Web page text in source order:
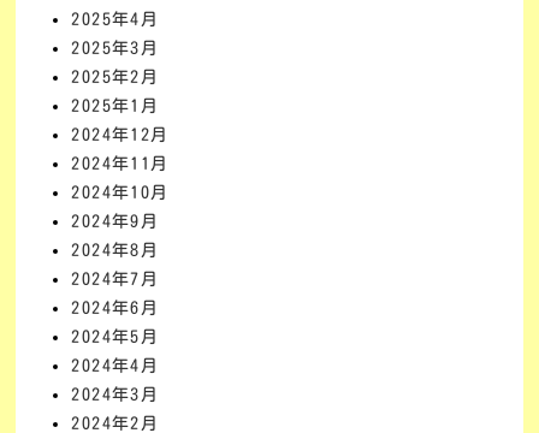
2025年4月
2025年3月
2025年2月
2025年1月
2024年12月
2024年11月
2024年10月
2024年9月
2024年8月
2024年7月
2024年6月
2024年5月
2024年4月
2024年3月
2024年2月